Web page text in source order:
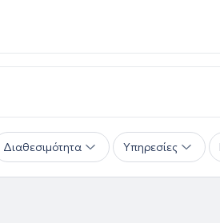
Διαθεσιμότητα Υπηρεσίες